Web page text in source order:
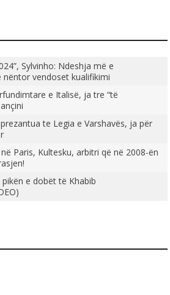
Sylvinho: Ndeshja më e
nëntor vendoset kualifikimi
e Italisë, ja tre “të
te Legia e Varshavës, ja për
Paris, Kultesku, arbitri që në 2008-ën
pikën e dobët të Khabib